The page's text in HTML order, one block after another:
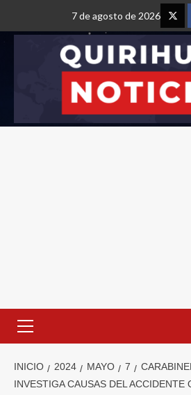
7 de agosto de 2026
INICIO 2024 MAYO 7
INVESTIGA CAUSAS DEL ACCIDENTE